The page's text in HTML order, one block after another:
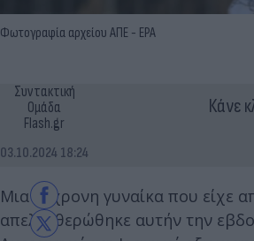
Φωτογραφία αρχείου ΑΠΕ - EPA
Συντακτική
Ομάδα
Flash.gr
03.10.2024 18:24
Κάνε
Μια 21χρονη γυναίκα που είχε
απελευθερώθηκε αυτήν την